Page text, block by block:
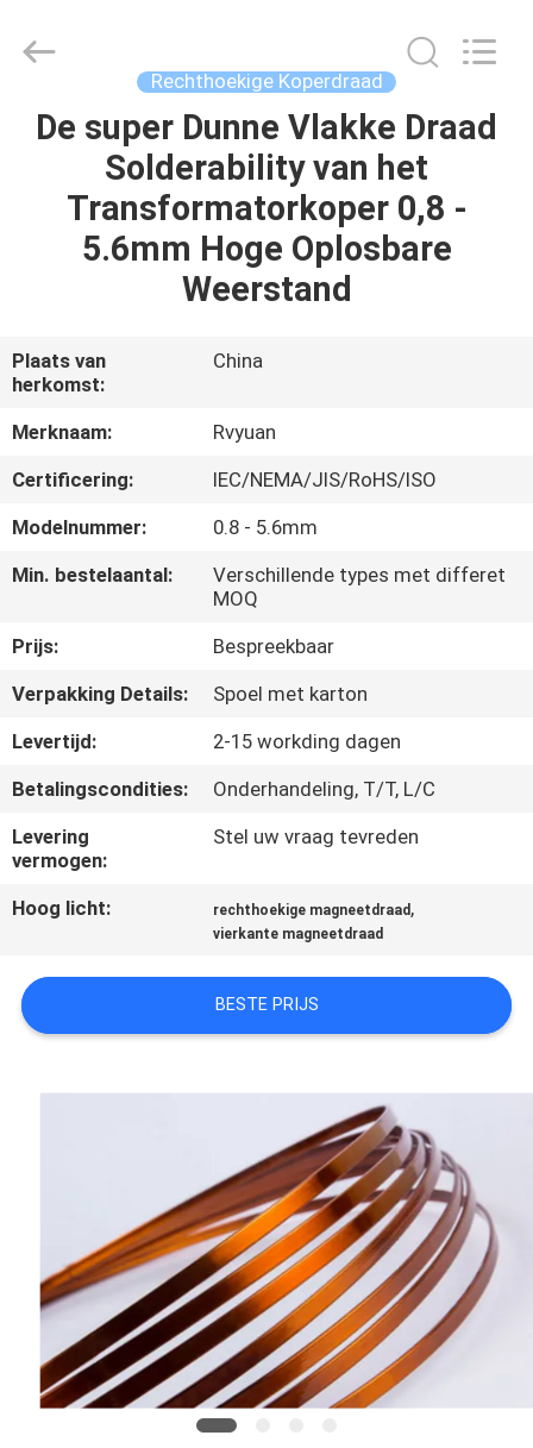
HUIS
PRODUCTEN
ONGEVEER
ONS
FABRIEKSREIS
KWALITEITSCONTROLE
ONS
NIEUWS
OM EEN
CITAAT
SITEMAP
PRIVACY
POLICY
Material
Co,.Ltd.
Rechthoekige Koperdraad
De super Dunne Vlakke Draad
Solderability van het
Transformatorkoper 0,8 -
5.6mm Hoge Oplosbare
Weerstand
Plaats van
herkomst:
China
Merknaam:
Rvyuan
Certificering:
IEC/NEMA/JIS/RoHS/ISO
Modelnummer:
0.8 - 5.6mm
Min. bestelaantal:
Verschillende types met differet
MOQ
Prijs:
Bespreekbaar
Verpakking Details:
Spoel met karton
Levertijd:
2-15 workding dagen
Betalingscondities:
Onderhandeling, T/T, L/C
Levering
vermogen:
Stel uw vraag tevreden
Hoog licht: rechthoekige magneetdraad ,
vierkante magneetdraad
BESTE PRIJS